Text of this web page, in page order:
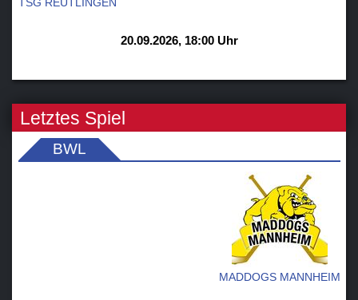
TSG REUTLINGEN
20.09.2026, 18:00 Uhr
Letztes Spiel
BWL
MADDOGS MANNHEIM